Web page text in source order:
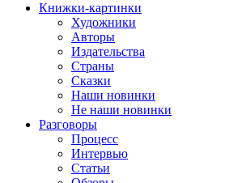
Книжки-картинки
Художники
Авторы
Издательства
Страны
Сказки
Наши новинки
Не наши новинки
Разговоры
Процесс
Интервью
Статьи